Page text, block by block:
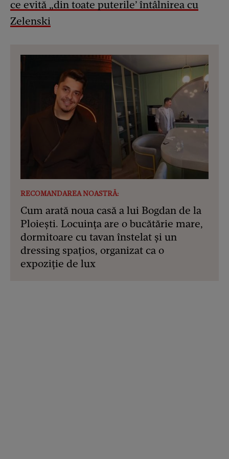
ce evită „din toate puterile’ întâlnirea cu
Zelenski
RECOMANDAREA NOASTRĂ:
Cum arată noua casă a lui Bogdan de la
Ploiești. Locuința are o bucătărie mare,
dormitoare cu tavan înstelat și un
dressing spațios, organizat ca o
expoziție de lux